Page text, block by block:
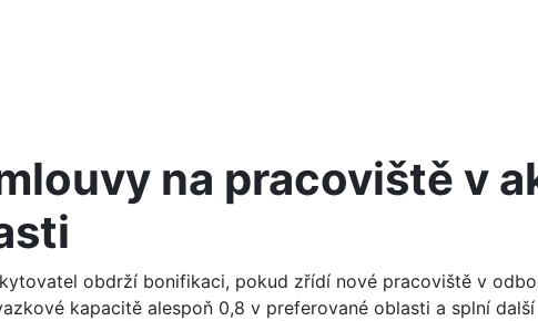
na pracoviště v
obdrží bonifikaci, pokud zřídí nové pracoviště v
kapacitě alespoň 0,8 v preferované oblasti a splní